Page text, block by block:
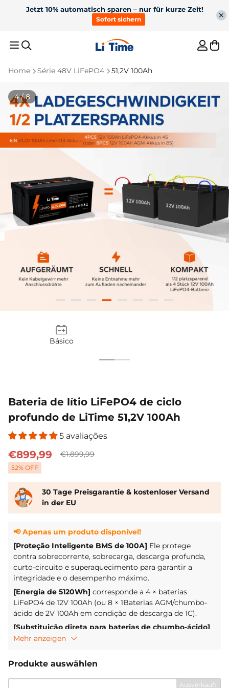
Jetzt 10% automatisch sparen – nur für kurze Zeit!
Sofort sichern
136V 50Ah Bluetooth
LiFePO4 para motor
de pesca de 100lb
2 12V 100Ah H190 com
bateria Bluetooth de
descarga contínua de
200A sob o assento
3Para motor de pesca 412V 300Ah
5Carregador de bateria
Inteligente 51,2V
100Ah
€1.155,99€1.999,00
Inteligente
€299,99
200A
€599,99
Home Série 48V LiFePO4 51,2V 100Ah
4 / 8
Básico
Bateria de lítio LiFePO4 de ciclo
profundo de LiTime 51,2V 100Ah
5 avaliações
€899,99 €1.899,99
52% OFF
30 Tage Preisgarantie & kostenloser Versand
in der EU
📢 Apenas um produto disponível!
[Proteção Inteligente BMS de 100A] Ele protege
contra sobrecorrente, sobrecarga, descarga profunda,
curto-circuito e superaquecimento para garantir a
integridade e o desempenho máximo.
[Energia de 5120Wh] corresponde a 4 × baterias
LiFePO4 de 12V 100Ah (ou 8 × 1Baterias AGM/chumbo-
ácido de 2V 100Ah em condição de descarga de 1C).
[Substituição direta para baterias de chumbo-ácido]
Economiza 50% de volume e 80% de peso em
100Ah, elimina a fiação complexa e a necessidade de
manutenção regular.
até 6 vezes mais do que com baterias de
Mehr anzeigen
Produkte auswählen
Ausverkauft